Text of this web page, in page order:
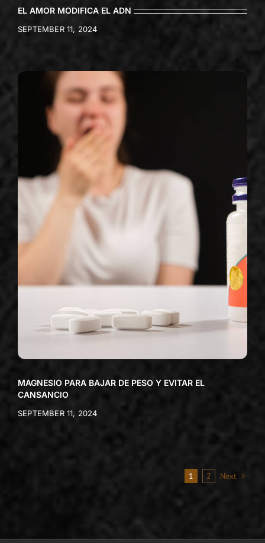
EL AMOR MODIFICA EL ADN
SEPTEMBER 11, 2024
MAGNESIO PARA BAJAR DE PESO Y EVITAR EL
CANSANCIO
SEPTEMBER 11, 2024
1 2 Next